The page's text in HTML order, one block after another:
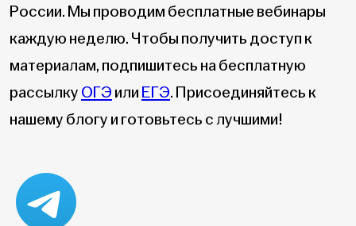
России. Мы проводим бесплатные вебинары
каждую неделю. Чтобы получить доступ к
материалам, подпишитесь на бесплатную
рассылку ОГЭ или ЕГЭ. Присоединяйтесь к
нашему блогу и готовьтесь с лучшими!